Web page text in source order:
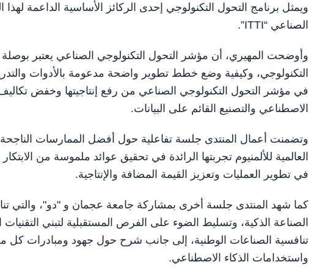
ويمثل برنامج التحول التكنولوجي إحدى الركائز الأساسية الداعمة
الصناعي “ITTI”.
وأوضحت المهيري، أن مؤشر التحول التكنولوجي الصناعي يعتبر
التكنولوجي، وكيفية وضع خطط تطوير واضحة مدعومة بالأدوات
في مؤشر التحول التكنولوجي الصناعي من رفع إنتاجيتها وخفض تكاليف
الاصطناعي والتصنيع القائم على البيانات.
وتضمنت أعمال المنتدى جلسة تفاعلية حول أفضل الممارسات
العالمية للألمنيوم تجربتها الرائدة في تحقيق عوائد ملموسة من
في تطوير العمليات وتعزيز القيمة المضافة والإنتاجية.
كما شهد المنتدى جلسة أخرى بمشاركة جامعة عجمان و "دو"، والتي
الصناعة الذكية، وتسليط الضوء على الفرص المستقبلية لتبني
تنافسية الصناعات الوطنية، إلى جانب شرح حول جهود ومبادرات كل
واستخدامات الذكاء الاصطناعي.